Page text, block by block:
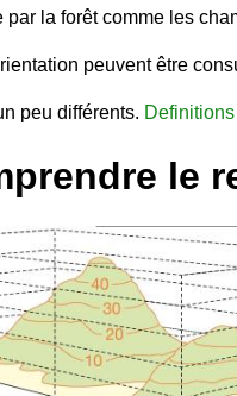
la forêt comme les
peuvent être
peu différents.
le